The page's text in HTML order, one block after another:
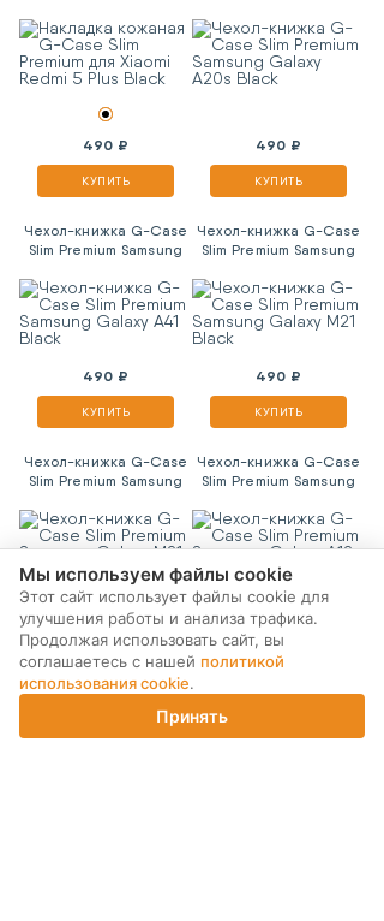
Black
490 ₽
КУПИТЬ
490 ₽
КУПИТЬ
Чехол-книжка G-Case
Slim Premium Samsung
490 ₽
КУПИТЬ
Чехол-книжка G-Case
Slim Premium Samsung
490 ₽
КУПИТЬ
Чехол-книжка G-Case
Slim Premium Samsung
490 ₽
КУПИТЬ
Чехол-книжка G-Case
Slim Premium Samsung
490 ₽
КУПИТЬ
Чехол-книжка G-Case
Slim Premium Samsung
Накладка кожаная G-
Case Slim Premium для
Корзина
Мы используем файлы cookie
Этот сайт использует файлы cookie для
улучшения работы и анализа трафика.
Продолжая использовать сайт, вы
соглашаетесь с нашей политикой
использования cookie.
Принять